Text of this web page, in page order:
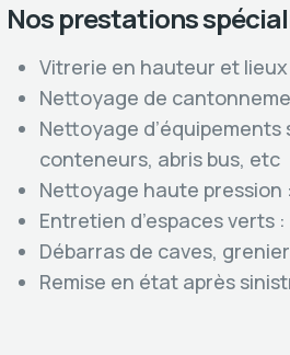
Nos prestations
Vitrerie en hauteur et
Nettoyage de
Nettoyage
conteneurs, abris bus, etc
Nettoyage haute pression
Entretien d’espaces verts
Débarras de caves,
Remise en état après